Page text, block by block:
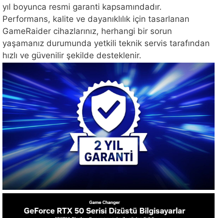
yıl boyunca resmi garanti kapsamındadır.
Performans, kalite ve dayanıklılık için tasarlanan
GameRaider cihazlarınız, herhangi bir sorun
yaşamanız durumunda yetkili teknik servis tarafından
hızlı ve güvenilir şekilde desteklenir.